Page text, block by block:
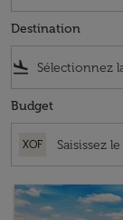
Destination
flight_land
Budget
XOF